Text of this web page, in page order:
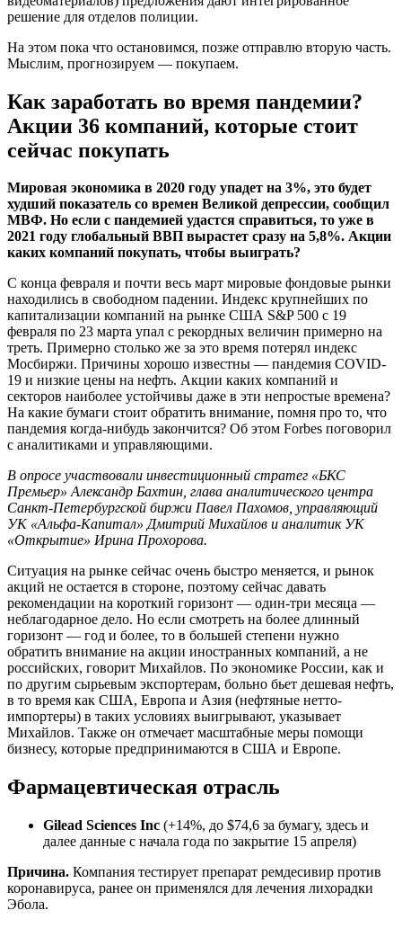
решение для отделов полиции.
На этом пока что остановимся, позже отправлю вторую часть.
Мыслим, прогнозируем — покупаем.
Как заработать во время пандемии?
Акции 36 компаний, которые стоит
сейчас покупать
Мировая экономика в 2020 году упадет на 3%, это будет
худший показатель со времен Великой депрессии, сообщил
МВФ. Но если с пандемией удастся справиться, то уже в
2021 году глобальный ВВП вырастет сразу на 5,8%. Акции
каких компаний покупать, чтобы выиграть?
С конца февраля и почти весь март мировые фондовые рынки
находились в свободном падении. Индекс крупнейших по
капитализации компаний на рынке США S&P 500 c 19
февраля по 23 марта упал с рекордных величин примерно на
треть. Примерно столько же за это время потерял индекс
Мосбиржи. Причины хорошо известны — пандемия COVID-
19 и низкие цены на нефть. Акции каких компаний и
секторов наиболее устойчивы даже в эти непростые времена?
На какие бумаги стоит обратить внимание, помня про то, что
пандемия когда-нибудь закончится? Об этом Forbes поговорил
с аналитиками и управляющими.
В опросе участвовали инвестиционный стратег «БКС
Премьер» Александр Бахтин, глава аналитического центра
Санкт-Петербургской биржи Павел Пахомов, управляющий
УК «Альфа-Капитал» Дмитрий Михайлов и аналитик УК
«Открытие» Ирина Прохорова.
Ситуация на рынке сейчас очень быстро меняется, и рынок
акций не остается в стороне, поэтому сейчас давать
рекомендации на короткий горизонт — один-три месяца —
неблагодарное дело. Но если смотреть на более длинный
горизонт — год и более, то в большей степени нужно
обратить внимание на акции иностранных компаний, а не
российских, говорит Михайлов. По экономике России, как и
по другим сырьевым экспортерам, больно бьет дешевая нефть,
в то время как США, Европа и Азия (нефтяные нетто-
импортеры) в таких условиях выигрывают, указывает
Михайлов. Также он отмечает масштабные меры помощи
бизнесу, которые предпринимаются в США и Европе.
Фармацевтическая отрасль
Gilead Sciences Inc (+14%, до $74,6 за бумагу, здесь и
далее данные с начала года по закрытие 15 апреля)
Причина. Компания тестирует препарат ремдесивир против
коронавируса, ранее он применялся для лечения лихорадки
Эбола.